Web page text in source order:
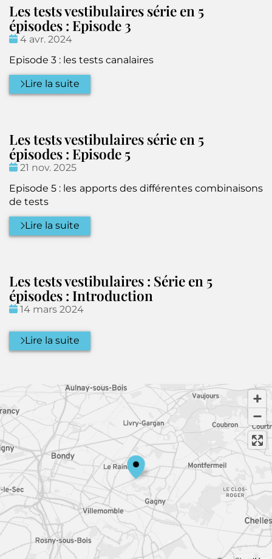
Les tests vestibulaires série en 5
épisodes : Episode 3
Date
4 avr. 2024
Episode 3 : les tests canalaires
Lire la suite
Les tests vestibulaires série en 5
épisodes : Episode 5
Date
21 nov. 2025
Episode 5 : les apports des différentes combinaisons
de tests
Lire la suite
Les tests vestibulaires : Série en 5
épisodes : Introduction
Date
14 mars 2024
Lire la suite